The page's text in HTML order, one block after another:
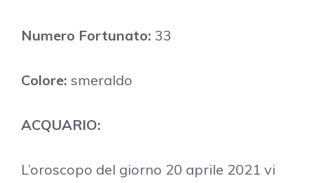
Numero Fortunato: 33
Colore: smeraldo
ACQUARIO:
L’oroscopo del giorno 20 aprile 2021 vi